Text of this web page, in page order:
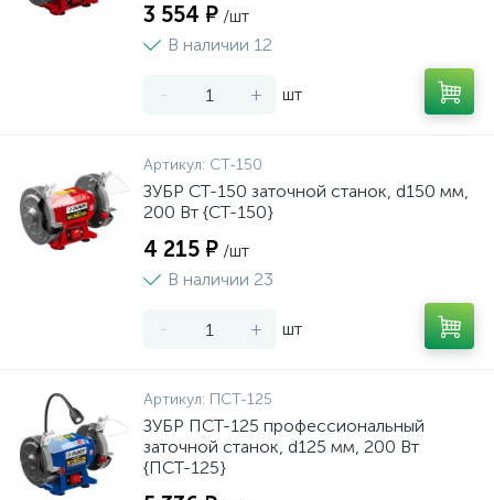
3 554 ₽ /шт
В наличии 12
- + шт
Артикул: СТ-150
ЗУБР СТ-150 заточной станок, d150 мм,
200 Вт {СТ-150}
4 215 ₽ /шт
В наличии 23
- + шт
Артикул: ПСТ-125
ЗУБР ПСТ-125 профессиональный
заточной станок, d125 мм, 200 Вт
{ПСТ-125}